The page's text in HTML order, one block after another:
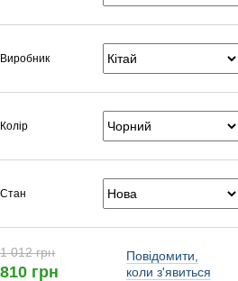
Виробник
Колір
Стан
1 012 грн
810 грн
Повідомити,
коли з'явиться